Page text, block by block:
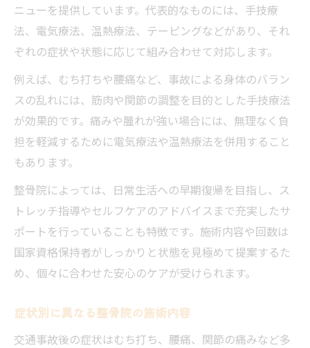
ニューを提供しています。代表的なものには、手技療
法、電気療法、温熱療法、テーピングなどがあり、それ
ぞれの症状や状態に応じて組み合わせて対応します。
例えば、むち打ちや腰痛など、事故による身体のバラン
スの乱れには、筋肉や関節の調整を目的とした手技療法
が効果的です。痛みや腫れが強い場合には、無理なく負
担を軽減するために電気療法や温熱療法を併用すること
もあります。
整骨院によっては、日常生活への早期復帰を目指し、ス
トレッチ指導やセルフケアのアドバイスまで充実したサ
ポートを行っていることも特徴です。施術内容や回数は
国家資格保持者がしっかりと状態を見極めて提案するた
め、個々に合わせた安心のケアが受けられます。
症状別に異なる整骨院の施術内容
交通事故後の症状はむち打ち、腰痛、関節の痛みなど多